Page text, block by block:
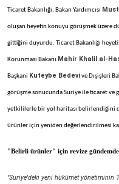
Ticaret Bakanlığı, Bakan Yardımcısı
oluşan heyetin konuyu görüşmek üzere
gittiğini duyurdu. Ticaret Bakanlığı
Korunması Bakanı Mahir Khalil al-
Başkani Kuteybe Bedevive Dışişleri
görüşme sonucunda Suriye ile ticaret
yetkililerle bir yol haritası belirlendiğini
ürünler için yeniden değerlendirilmesi
"Belirli ürünler" için revize gündemde
"Suriye'deki yeni hükümet yönetiminin